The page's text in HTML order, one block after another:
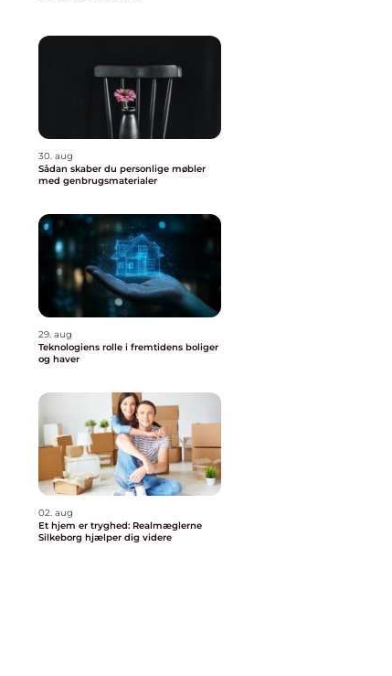
30. aug
Sådan skaber du personlige møbler
med genbrugsmaterialer
29. aug
Teknologiens rolle i fremtidens boliger
og haver
02. aug
Et hjem er tryghed: Realmæglerne
Silkeborg hjælper dig videre